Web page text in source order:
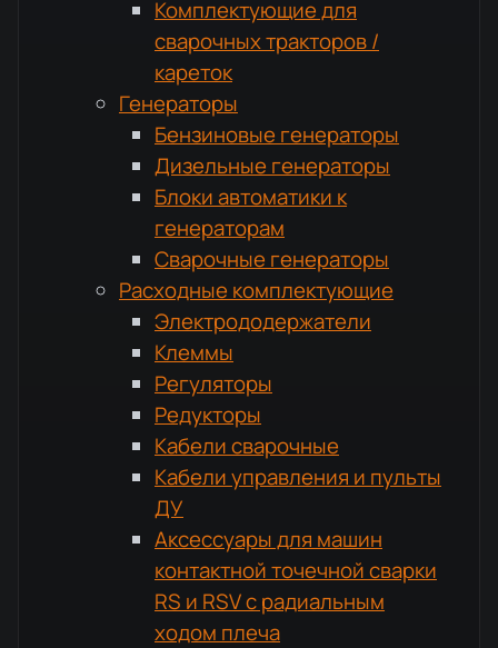
Комплектующие для
сварочных тракторов /
кареток
Генераторы
Бензиновые генераторы
Дизельные генераторы
Блоки автоматики к
генераторам
Сварочные генераторы
Расходные комплектующие
Электрододержатели
Клеммы
Регуляторы
Редукторы
Кабели сварочные
Кабели управления и пульты
ДУ
Аксессуары для машин
контактной точечной сварки
RS и RSV с радиальным
ходом плеча